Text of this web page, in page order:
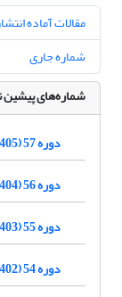
مقالات آماده
شماره جاری
شماره‌های پیشین
دوره 57 (1405)
دوره 56 (1404)
دوره 55 (1403)
دوره 54 (1402)